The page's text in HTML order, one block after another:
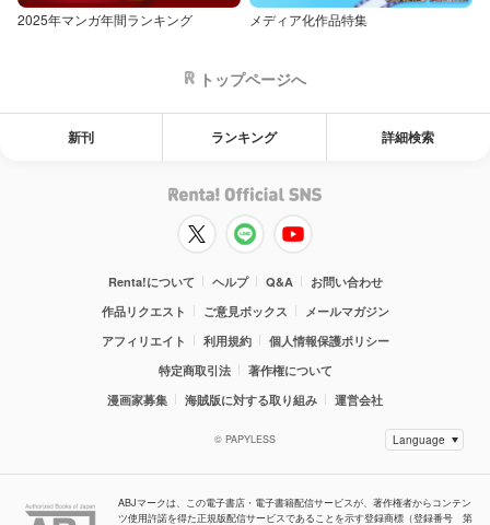
2025年マンガ年間ランキング メディア化作品特集
トップページへ
新刊 ランキング 詳細検索
Renta!について ヘルプ Q&A
お問い合わせ
作品リクエスト
ご意見ボックス
メールマガジン
アフィリエイト
利用規約
個人情報保護ポリシー
特定商取引法
著作権について
漫画家募集
海賊版に対する取り組み 運営会社
© PAPYLESS
ABJマークは、この電子書店・電子書籍配信サービスが、著作権者からコンテン
ツ使用許諾を得た正規版配信サービスであることを示す登録商標（登録番号 第